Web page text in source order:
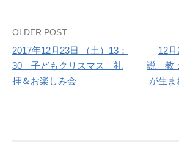
Post
navigation
OLDER POST
2017年12月23日 （土）13：
30 子どもクリスマス 礼
拝＆お楽しみ会
12
説 教
が生